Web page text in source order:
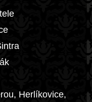
Herlíkovice,